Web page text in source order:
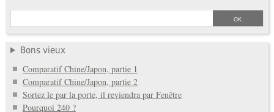
Bons vieux
Comparatif Chine/Japon, partie 1
Comparatif Chine/Japon, partie 2
Sortez le par la porte, il reviendra par Fenêtre
Pourquoi 240 ?